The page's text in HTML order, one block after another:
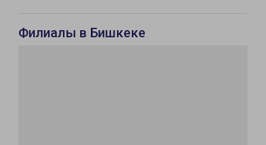
Филиалы в Бишкеке